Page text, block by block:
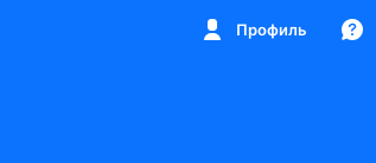
Профиль